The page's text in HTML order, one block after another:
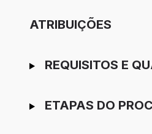
ATRIBUIÇÕES
REQUISITOS E
ETAPAS DO